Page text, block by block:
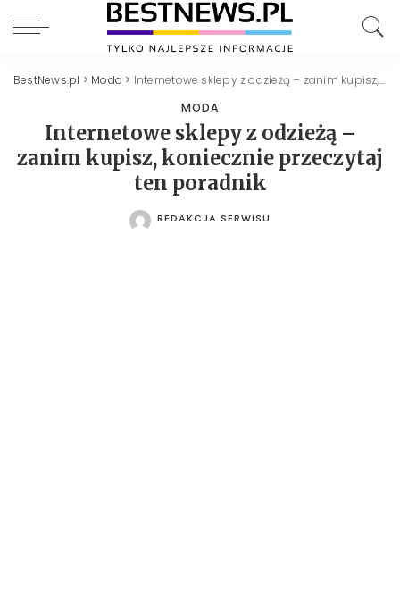
BestNews.pl > Moda > Internetowe sklepy z odzieżą – zanim kupisz, koniecznie przeczytaj ten poradnik
MODA
Internetowe sklepy z odzieżą –
zanim kupisz, koniecznie przeczytaj
ten poradnik
POSTED
REDAKCJA SERWISU